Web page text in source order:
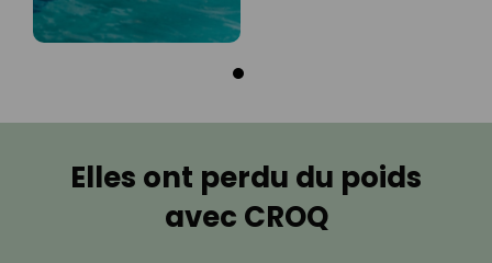
Elles ont perdu du poids
avec CROQ